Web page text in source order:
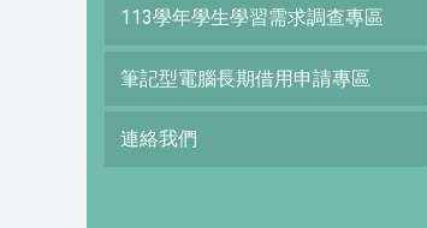
113學年學生學習需求調查專區
筆記型電腦長期借用申請專區
連絡我們